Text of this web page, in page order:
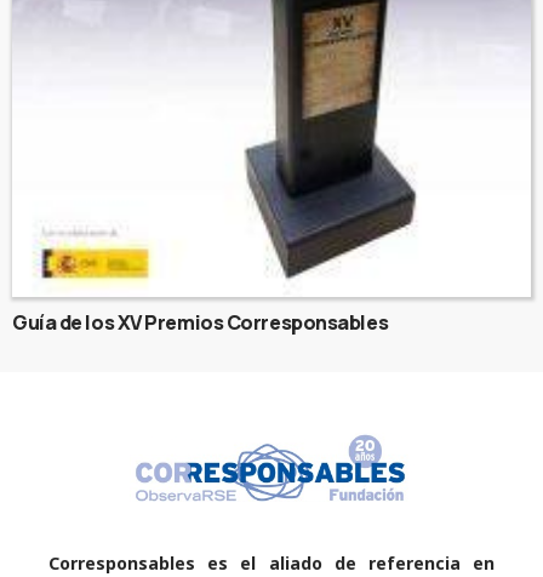
Guía de los XV Premios Corresponsables
Corresponsables es el aliado de referencia en